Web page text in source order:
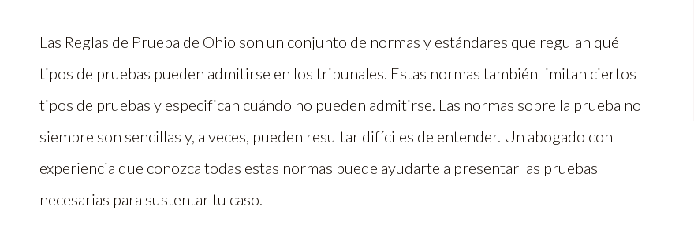
Las Reglas de Prueba de Ohio son un conjunto de normas y estándares que regulan qué
tipos de pruebas pueden admitirse en los tribunales. Estas normas también limitan ciertos
tipos de pruebas y especifican cuándo no pueden admitirse. Las normas sobre la prueba no
siempre son sencillas y, a veces, pueden resultar difíciles de entender. Un abogado con
experiencia que conozca todas estas normas puede ayudarte a presentar las pruebas
necesarias para sustentar tu caso.